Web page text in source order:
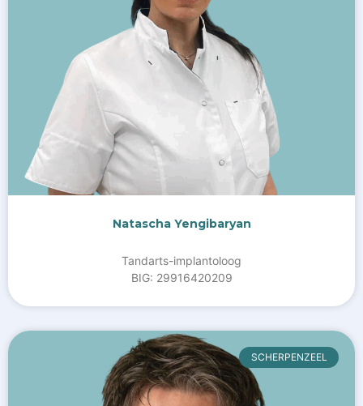
Natascha Yengibaryan
Tandarts-implantoloog
BIG: 29916420209
SCHERPENZEEL